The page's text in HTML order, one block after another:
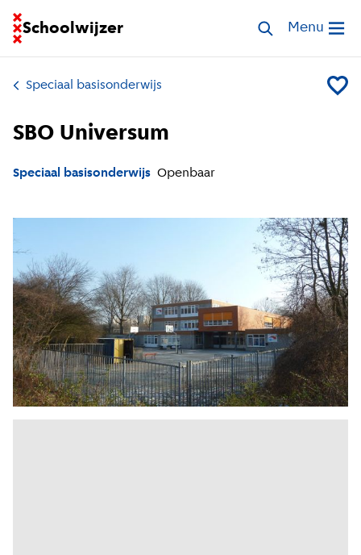
Schoolwijzer
Ga naar homepage van SchoolwijzerZoek speciale
Open
Menu
Speciaal basisonderwijs Voeg
SBO Universum
Speciaal basisonderwijs Openbaar